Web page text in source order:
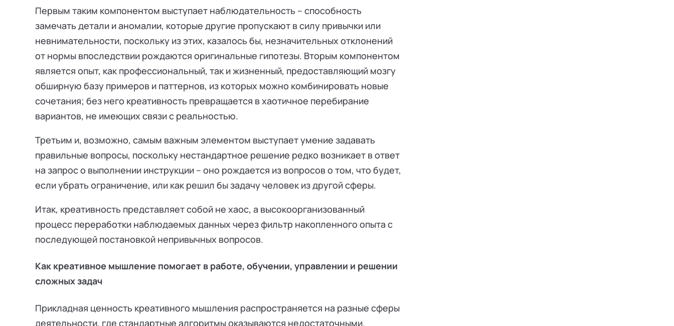
Первым таким компонентом выступает наблюдательность – способность
замечать детали и аномалии, которые другие пропускают в силу привычки или
невнимательности, поскольку из этих, казалось бы, незначительных отклонений
от нормы впоследствии рождаются оригинальные гипотезы. Вторым компонентом
является опыт, как профессиональный, так и жизненный, предоставляющий мозгу
обширную базу примеров и паттернов, из которых можно комбинировать новые
сочетания; без него креативность превращается в хаотичное перебирание
вариантов, не имеющих связи с реальностью.
Третьим и, возможно, самым важным элементом выступает умение задавать
правильные вопросы, поскольку нестандартное решение редко возникает в ответ
на запрос о выполнении инструкции – оно рождается из вопросов о том, что будет,
если убрать ограничение, или как решил бы задачу человек из другой сферы.
Итак, креативность представляет собой не хаос, а высокоорганизованный
процесс переработки наблюдаемых данных через фильтр накопленного опыта с
последующей постановкой непривычных вопросов.
Как креативное мышление помогает в работе, обучении, управлении и решении
сложных задач
Прикладная ценность креативного мышления распространяется на разные сферы
деятельности, где стандартные алгоритмы оказываются недостаточными.